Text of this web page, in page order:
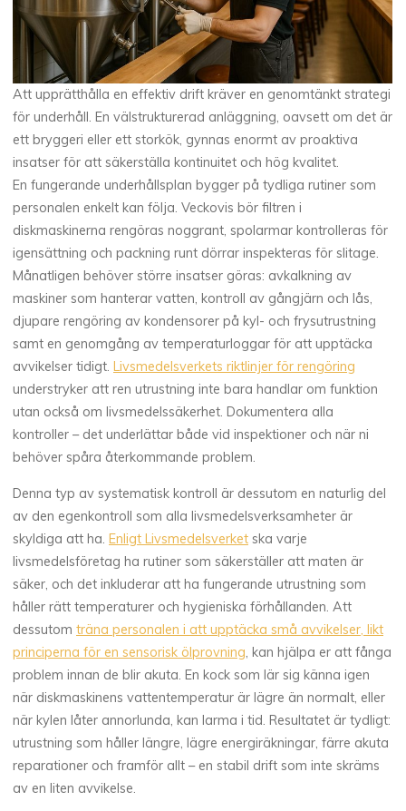
Att upprätthålla en effektiv drift kräver en genomtänkt strategi
för underhåll. En välstrukturerad anläggning, oavsett om det är
ett bryggeri eller ett storkök, gynnas enormt av proaktiva
insatser för att säkerställa kontinuitet och hög kvalitet.
En fungerande underhållsplan bygger på tydliga rutiner som
personalen enkelt kan följa. Veckovis bör filtren i
diskmaskinerna rengöras noggrant, spolarmar kontrolleras för
igensättning och packning runt dörrar inspekteras för slitage.
Månatligen behöver större insatser göras: avkalkning av
maskiner som hanterar vatten, kontroll av gångjärn och lås,
djupare rengöring av kondensorer på kyl- och frysutrustning
samt en genomgång av temperaturloggar för att upptäcka
avvikelser tidigt.Livsmedelsverkets riktlinjer för rengöring
understryker att ren utrustning inte bara handlar om funktion
utan också om livsmedelssäkerhet. Dokumentera alla
kontroller – det underlättar både vid inspektioner och när ni
behöver spåra återkommande problem.
Denna typ av systematisk kontroll är dessutom en naturlig del
av den egenkontroll som alla livsmedelsverksamheter är
skyldiga att ha.Enligt Livsmedelsverket ska varje
livsmedelsföretag ha rutiner som säkerställer att maten är
säker, och det inkluderar att ha fungerande utrustning som
håller rätt temperaturer och hygieniska förhållanden. Att
dessutomträna personalen i att upptäcka små avvikelser, likt
principerna för en sensorisk ölprovning, kan hjälpa er att fånga
problem innan de blir akuta. En kock som lär sig känna igen
när diskmaskinens vattentemperatur är lägre än normalt, eller
när kylen låter annorlunda, kan larma i tid. Resultatet är tydligt:
utrustning som håller längre, lägre energiräkningar, färre akuta
reparationer och framför allt – en stabil drift som inte skräms
av en liten avvikelse.